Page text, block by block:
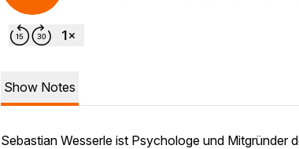
Show Notes
Sebastian Wesserle ist Psychologe und Mitgründer